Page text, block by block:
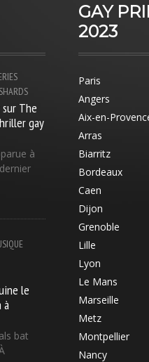
The
gay
à
le
à
bat
GAY
2023
Paris
Angers
Aix-en-
Arras
Biarritz
Bordeaux
Caen
Dijon
Grenoble
Lille
Lyon
Le Mans
Marseille
Metz
Montpellier
Nancy